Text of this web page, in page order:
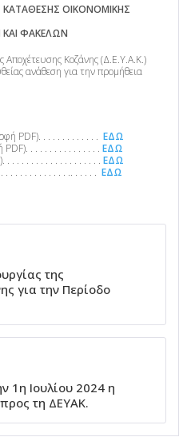
ΟΙΚΟΝΟΜΙΚΗΣ
ΦΑΚΕΛΩΝ
Αποχέτευσης Κοζάνης (Δ.Ε.Υ.Α.Κ.)
ανάθεση για την προμήθεια
PDF). . . . . . . . . . . . . ΕΔΩ
. . . . . . . . . . . . . . . ΕΔΩ
. . . . . . . . . . . . . . . . . . . ΕΔΩ
. . . . . . . . . . . . .. . . . . . ΕΔΩ
της
για την Περίοδο
1η Ιουλίου 2024 η
τη ΔΕΥΑΚ.